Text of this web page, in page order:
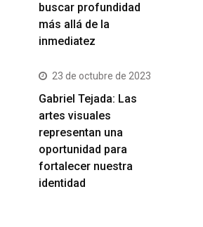
buscar profundidad
más allá de la
inmediatez
23 de octubre de 2023
Gabriel Tejada: Las
artes visuales
representan una
oportunidad para
fortalecer nuestra
identidad